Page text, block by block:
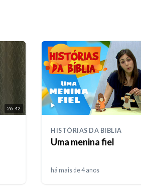
26:42
HISTÓRIAS DA BIBLIA
Uma menina fiel
há mais de 4 anos